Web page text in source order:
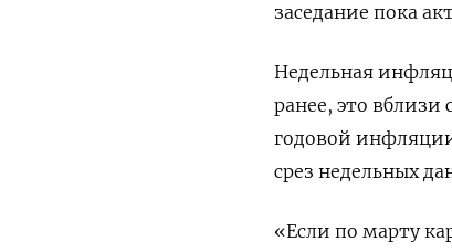
заседание пока
Недельная
ранее, это
годовой
срез недельных
«Если по марту